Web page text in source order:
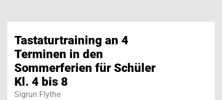
Tastaturtraining an 4
Terminen in den
Sommerferien für Schüler
Kl. 4 bis 8
Sigrun Flythe